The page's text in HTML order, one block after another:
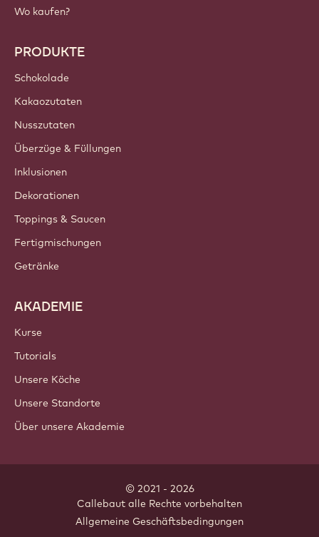
Wo kaufen?
PRODUKTE
Schokolade
Kakaozutaten
Nusszutaten
Überzüge & Füllungen
Inklusionen
Dekorationen
Toppings & Saucen
Fertigmischungen
Getränke
AKADEMIE
Kurse
Tutorials
Unsere Köche
Unsere Standorte
Über unsere Akademie
© 2021 - 2026
Callebaut alle Rechte vorbehalten
Allgemeine Geschäftsbedingungen